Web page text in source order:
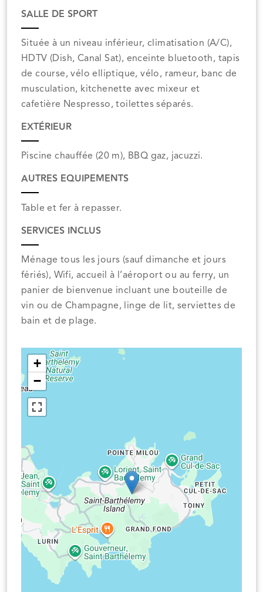
SALLE DE SPORT
Située à un niveau inférieur, climatisation (A/C),
HDTV (Dish, Canal Sat), enceinte bluetooth, tapis
de course, vélo elliptique, vélo, rameur, banc de
musculation, kitchenette avec mixeur et
cafetière Nespresso, toilettes séparés.
EXTÉRIEUR
Piscine chauffée (20 m), BBQ gaz, jacuzzi.
AUTRES EQUIPEMENTS
Table et fer à repasser.
SERVICES INCLUS
Ménage tous les jours (sauf dimanche et jours
fériés), Wifi, accueil à l’aéroport ou au ferry, un
panier de bienvenue incluant une bouteille de
vin ou de Champagne, linge de lit, serviettes de
bain et de plage.
+
−